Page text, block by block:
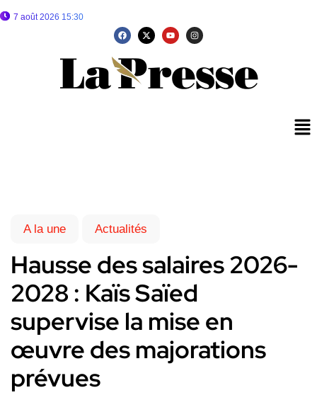
7 août 2026 15:30
A la une Actualités
Hausse des salaires 2026-
2028 : Kaïs Saïed
supervise la mise en
œuvre des majorations
prévues